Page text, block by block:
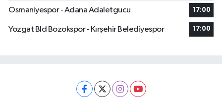
Osmaniyespor - Adana Adaletgucu 17:00
Yozgat Bld Bozokspor - Kırşehir Belediyespor 17:00